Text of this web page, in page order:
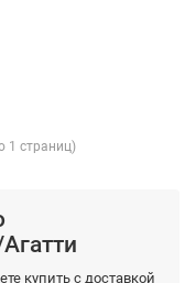
1 страниц)
купить с доставкой